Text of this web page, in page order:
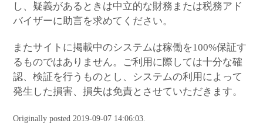
し、疑義があるときは中立的な財務または税務アド
バイザーに助言を求めてください。
またサイトに掲載中のシステムは稼働を100%保証す
るものではありません。ご利用に際しては十分な確
認、検証を行うものとし、システムの利用によって
発生した損害、損失は免責とさせていただきます。
Originally posted 2019-09-07 14:06:03.